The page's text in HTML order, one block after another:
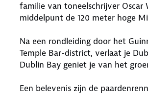
familie van toneelschrijver Oscar
middelpunt de 120 meter hoge
Na een rondleiding door het
Temple Bar-district, verlaat je
Dublin Bay geniet je van het
Een belevenis zijn de